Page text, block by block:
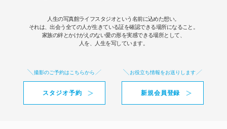
人生の写真館ライフスタジオという名前に込めた想い。
それは、出会う全ての人が生きている証を確認できる場所になること。
家族の絆とかけがえのない愛の形を実感できる場所として、
人を、人生を写しています。
撮影のご予約はこちらから
スタジオ予約
お役立ち情報をお送りします
新規会員登録